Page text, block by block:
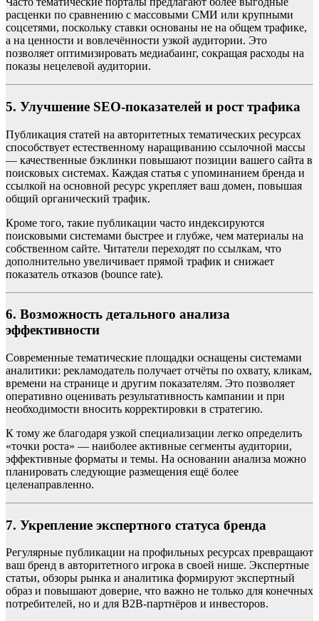
расценки по сравнению с массовыми СМИ или крупными
соцсетями, поскольку ставки основаны не на общем трафике,
а на ценности и вовлечённости узкой аудитории. Это
позволяет оптимизировать медиабаинг, сокращая расходы на
показы нецелевой аудитории.
5. Улучшение SEO-показателей и рост трафика
Публикация статей на авторитетных тематических ресурсах
способствует естественному наращиванию ссылочной массы
— качественные бэклинки повышают позиции вашего сайта в
поисковых системах. Каждая статья с упоминанием бренда и
ссылкой на основной ресурс укрепляет ваш домен, повышая
общий органический трафик.
Кроме того, такие публикации часто индексируются
поисковыми системами быстрее и глубже, чем материалы на
собственном сайте. Читатели переходят по ссылкам, что
дополнительно увеличивает прямой трафик и снижает
показатель отказов (bounce rate).
6. Возможность детального анализа
эффективности
Современные тематические площадки оснащены системами
аналитики: рекламодатель получает отчёты по охвату, кликам,
времени на странице и другим показателям. Это позволяет
оперативно оценивать результативность кампании и при
необходимости вносить корректировки в стратегию.
К тому же благодаря узкой специализации легко определить
«точки роста» — наиболее активные сегменты аудитории,
эффективные форматы и темы. На основании анализа можно
планировать следующие размещения ещё более
целенаправленно.
7. Укрепление экспертного статуса бренда
Регулярные публикации на профильных ресурсах превращают
ваш бренд в авторитетного игрока в своей нише. Экспертные
статьи, обзоры рынка и аналитика формируют экспертный
образ и повышают доверие, что важно не только для конечных
потребителей, но и для B2B-партнёров и инвесторов.